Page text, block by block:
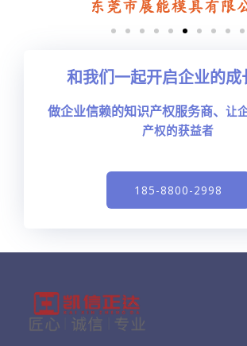
和我们一起开启企业的成
做企业信赖的知识产权服务商、 让
产权的获益者
185-8800-2998